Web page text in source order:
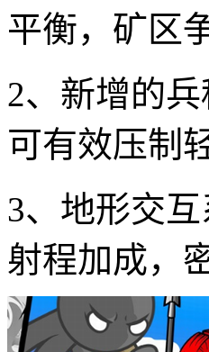
平衡，矿区
2、新增的
可有效压制
3、地形交
射程加成，